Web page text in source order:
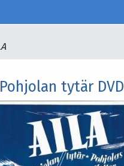
tytär DVD